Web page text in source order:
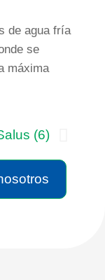
de agua fría
se
máxima